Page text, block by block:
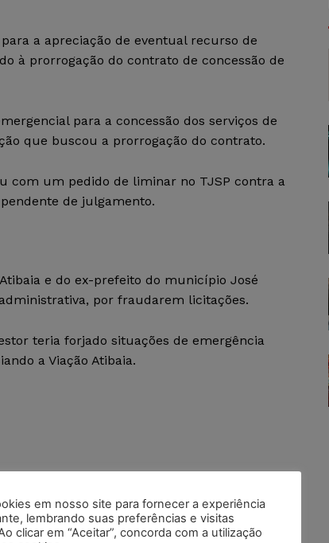
a apreciação de eventual recurso de
à prorrogação do contrato de concessão de
para a concessão dos serviços de
que buscou a prorrogação do contrato.
com um pedido de liminar no TJSP contra a
de julgamento.
e do ex-prefeito do município José
por fraudarem licitações.
teria forjado situações de emergência
a Viação Atibaia.
em nosso site para fornecer a experiência
lembrando suas preferências e visitas
clicar em “Aceitar”, concorda com a utilização